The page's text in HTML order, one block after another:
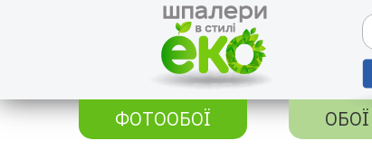
ФОТООБОЇ
ОБОЇ